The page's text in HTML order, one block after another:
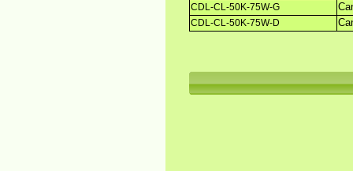
CDL-CL-50K-75W-G
CDL-CL-50K-75W-D